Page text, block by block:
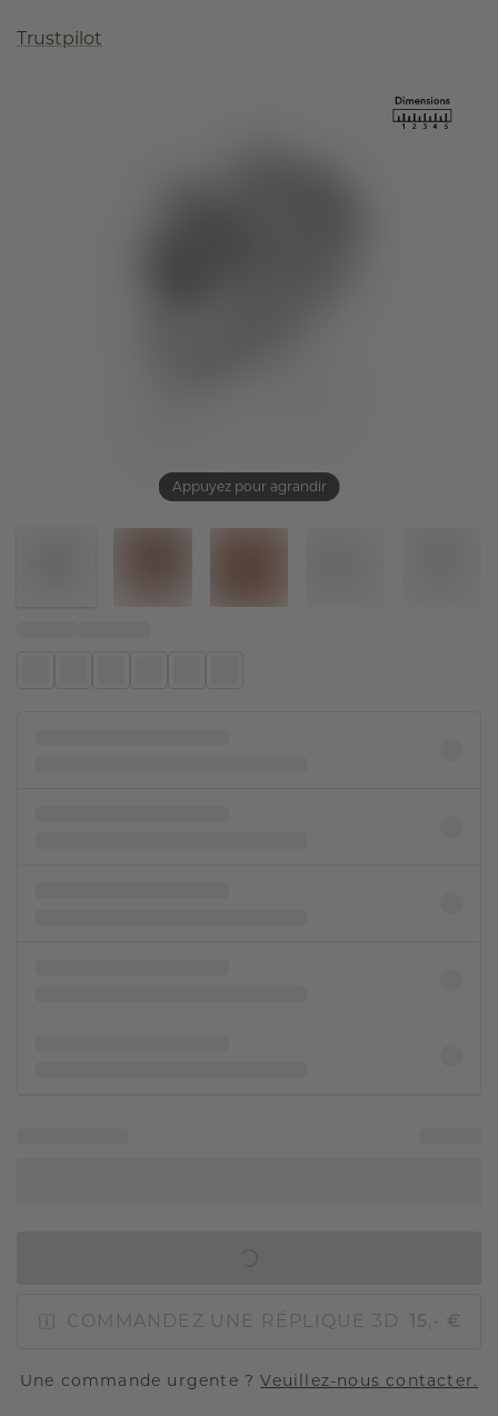
Appuyez pour agrandir
Trustpilot
COMMANDEZ UNE RÉPLIQUE 3D 15,- €
Une commande urgente ?Veuillez-nous contacter.